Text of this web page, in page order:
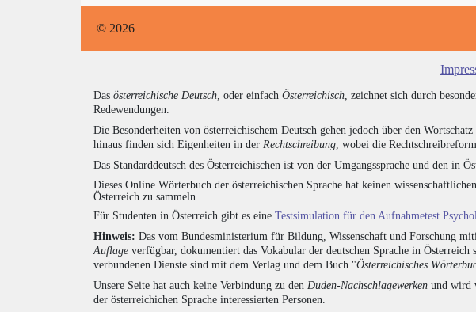
© 2026
Das österreichische Deutsch , oder einfach Österreichisch , zeichnet sich durch
Redewendungen.
Die Besonderheiten von österreichischem Deutsch gehen jedoch über den
hinaus finden sich Eigenheiten in der Rechtschreibung , wobei die
Das Standarddeutsch des Österreichischen ist von der Umgangssprache und den in
Dieses Online Wörterbuch der österreichischen Sprache hat keinen
Österreich zu sammeln.
Für Studenten in Österreich gibt es eine Testsimulation für den Aufnahmetest
Hinweis: Das vom Bundesministerium für Bildung, Wissenschaft und Forschung
Auflage verfügbar, dokumentiert das Vokabular der deutschen Sprache in
verbundenen Dienste sind mit dem Verlag und dem Buch "Österreichisches
Unsere Seite hat auch keine Verbindung zu den Duden-Nachschlagewerken und wird
der österreichichen Sprache interessierten Personen.